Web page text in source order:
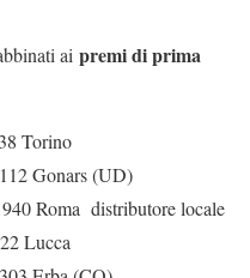
ai premi di prima
Torino
Gonars (UD)
Roma distributore locale
Lucca